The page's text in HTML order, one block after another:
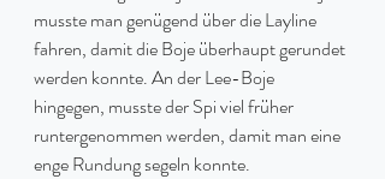
musste man genügend über die Layline
fahren, damit die Boje überhaupt gerundet
werden konnte. An der Lee-Boje
hingegen, musste der Spi viel früher
runtergenommen werden, damit man eine
enge Rundung segeln konnte.